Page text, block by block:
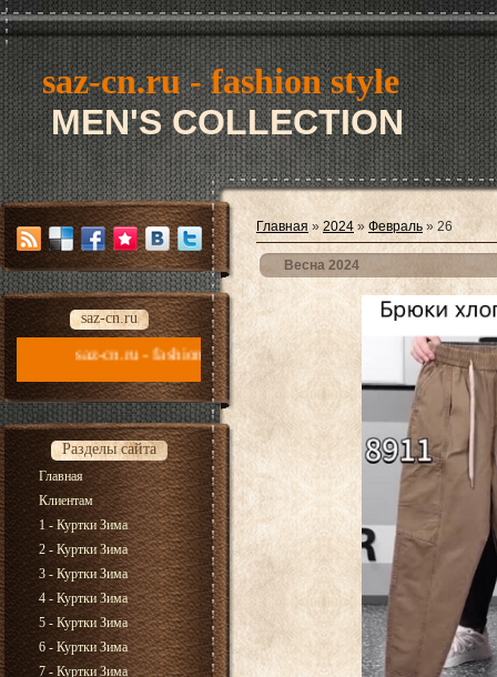
saz-cn.ru - fashion style
MEN'S COLLECTION
saz-cn.ru
- fashion style new collection 2026
Разделы сайта
Главная
Клиентам
1 - Куртки Зима
2 - Куртки Зима
3 - Куртки Зима
4 - Куртки Зима
5 - Куртки Зима
6 - Куртки Зима
7 - Куртки Зима
Главная » 2024 » Февраль » 26
Весна 2024